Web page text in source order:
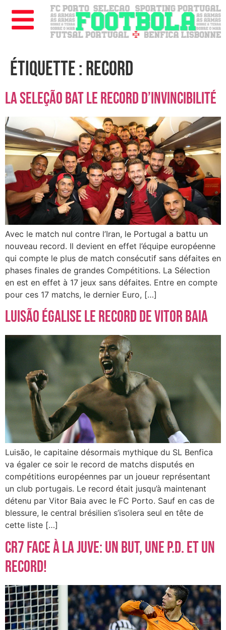
Étiquette :record
La Seleção bat le record d’invincibilité
Avec le match nul contre l’Iran, le Portugal a battu un
nouveau record. Il devient en effet l’équipe européenne
qui compte le plus de match consécutif sans défaites en
phases finales de grandes Compétitions. La Sélection
en est en effet à 17 jeux sans défaites. Entre en compte
pour ces 17 matchs, le dernier Euro, […]
Luisão égalise le record de Vitor Baia
Luisão, le capitaine désormais mythique du SL Benfica
va égaler ce soir le record de matchs disputés en
compétitions européennes par un joueur représentant
un club portugais. Le record était jusqu’à maintenant
détenu par Vitor Baia avec le FC Porto. Sauf en cas de
blessure, le central brésilien s’isolera seul en tête de
cette liste […]
CR7 face à la Juve: un but, une P.D. et un
record!